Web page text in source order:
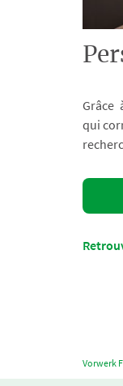
Grâce
qui
Vorwerk